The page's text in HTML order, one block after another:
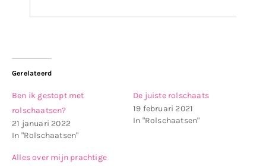
Gerelateerd
Ben ik gestopt met
rolschaatsen?
21 januari 2022
In "Rolschaatsen"
De juiste rolschaats
19 februari 2021
In "Rolschaatsen"
Alles over mijn prachtige